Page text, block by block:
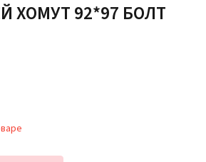
ХОМУТ 92*97 БОЛТ